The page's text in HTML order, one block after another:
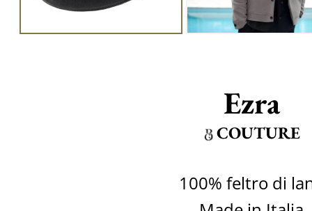
Ezra
COUTURE
100% feltro di